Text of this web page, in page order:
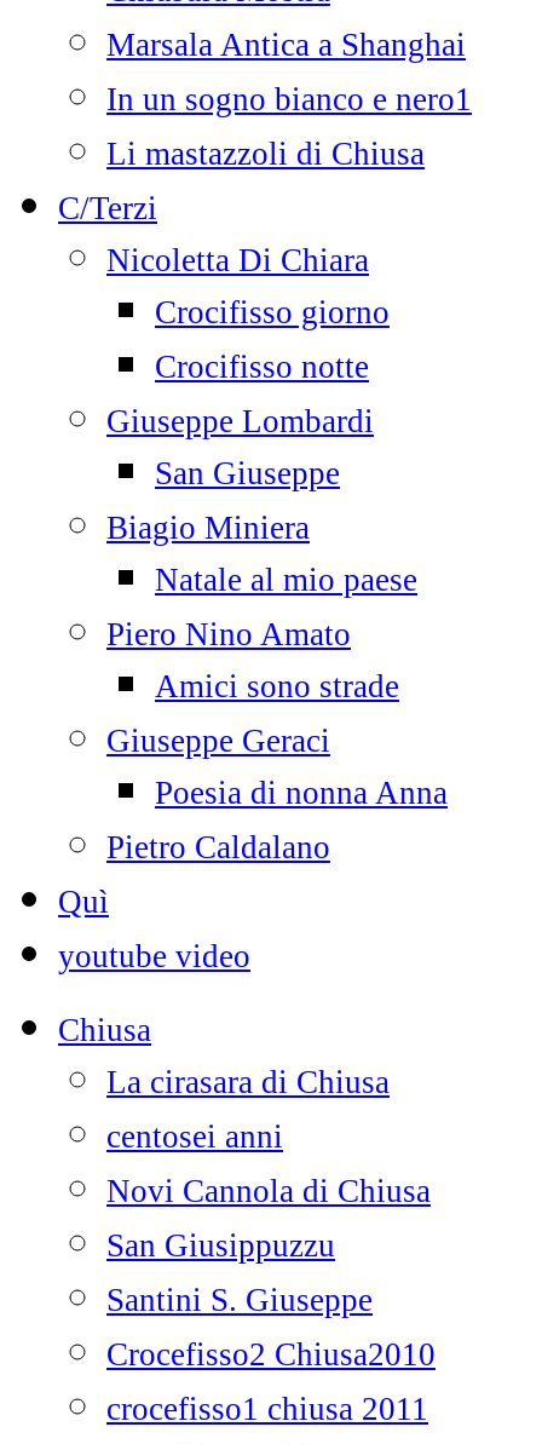
Marsala Antica a Shanghai
In un sogno bianco e nero1
Li mastazzoli di Chiusa
C/Terzi
Nicoletta Di Chiara
Crocifisso giorno
Crocifisso notte
Giuseppe Lombardi
San Giuseppe
Biagio Miniera
Natale al mio paese
Piero Nino Amato
Amici sono strade
Giuseppe Geraci
Poesia di nonna Anna
Pietro Caldalano
Quì
youtube video
Chiusa
La cirasara di Chiusa
centosei anni
Novi Cannola di Chiusa
San Giusippuzzu
Santini S. Giuseppe
Crocefisso2 Chiusa2010
crocefisso1 chiusa 2011